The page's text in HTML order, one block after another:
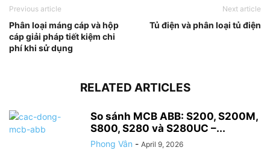
Previous article
Phân loại máng cáp và hộp
cáp giải pháp tiết kiệm chi
phí khi sử dụng
Next article
Tủ điện và phân loại tủ điện
RELATED ARTICLES
So sánh MCB ABB: S200, S200M,
S800, S280 và S280UC –...
Phong Vân - April 9, 2026